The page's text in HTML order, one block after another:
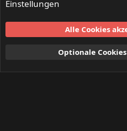
Nutzungsbedingungen
S
Einstellungen
Alle Cookies
Optionale